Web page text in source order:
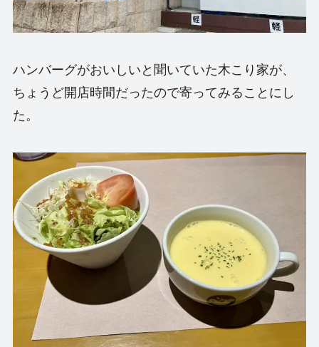
ハンバーグがおいしいと聞いていた木こり家が、
ちょうど開店時間だったので寄ってみることにし
た。